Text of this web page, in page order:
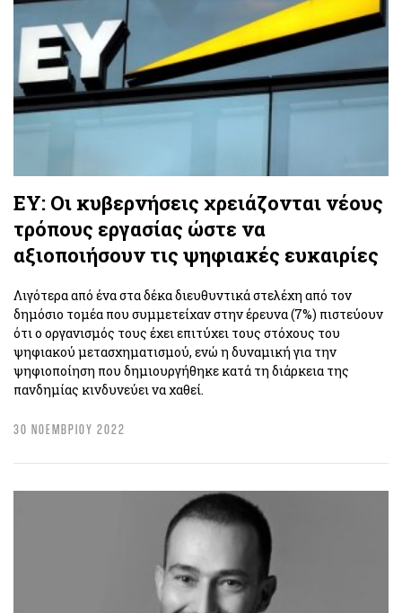
EY: Οι κυβερνήσεις χρειάζονται νέους
τρόπους εργασίας ώστε να
αξιοποιήσουν τις ψηφιακές ευκαιρίες
Λιγότερα από ένα στα δέκα διευθυντικά στελέχη από τον
δημόσιο τομέα που συμμετείχαν στην έρευνα (7%) πιστεύουν
ότι ο οργανισμός τους έχει επιτύχει τους στόχους του
ψηφιακού μετασχηματισμού, ενώ η δυναμική για την
ψηφιοποίηση που δημιουργήθηκε κατά τη διάρκεια της
πανδημίας κινδυνεύει να χαθεί.
30 ΝΟΕΜΒΡΙΟΥ 2022